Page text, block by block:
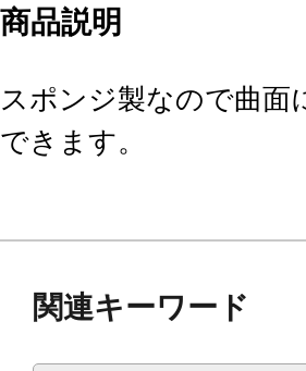
商品説明
スポンジ製なので曲
できます。
関連キーワード